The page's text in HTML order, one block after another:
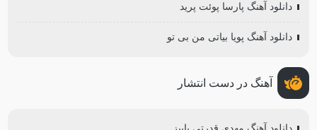
دانلود آهنگ پارسا پوئت پرید
دانلود آهنگ پویا بیاتی من بی تو
آهنگ در دست انتشار